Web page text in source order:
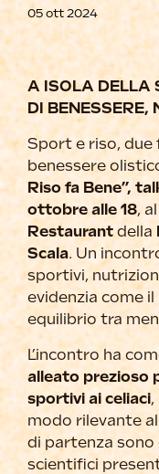
05 ott 2024
A ISOLA DELLA
DI BENESSERE,
Sport e riso, due
benessere
Riso fa Bene”,
ottobre alle 18, al
Restaurantdella
Scala. Un
sportivi,
evidenzia come
equilibrio tra
L’incontro ha
alleato prezioso
sportivi ai celiaci
modo rilevante
di partenza
scientifici